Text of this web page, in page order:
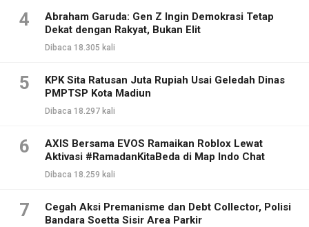
4
Abraham Garuda: Gen Z Ingin Demokrasi Tetap
Dekat dengan Rakyat, Bukan Elit
Dibaca 18.305 kali
5
KPK Sita Ratusan Juta Rupiah Usai Geledah Dinas
PMPTSP Kota Madiun
Dibaca 18.297 kali
6
AXIS Bersama EVOS Ramaikan Roblox Lewat
Aktivasi #RamadanKitaBeda di Map Indo Chat
Dibaca 18.259 kali
7
Cegah Aksi Premanisme dan Debt Collector, Polisi
Bandara Soetta Sisir Area Parkir